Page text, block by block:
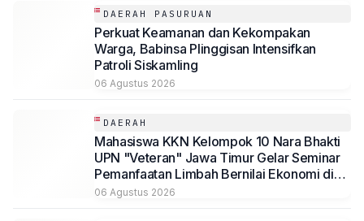
DAERAH PASURUAN
Perkuat Keamanan dan Kekompakan
Warga, Babinsa Plinggisan Intensifkan
Patroli Siskamling
06 Agustus 2026
DAERAH
Mahasiswa KKN Kelompok 10 Nara Bhakti
UPN "Veteran" Jawa Timur Gelar Seminar
Pemanfaatan Limbah Bernilai Ekonomi di
Desa Mojoduwur
06 Agustus 2026